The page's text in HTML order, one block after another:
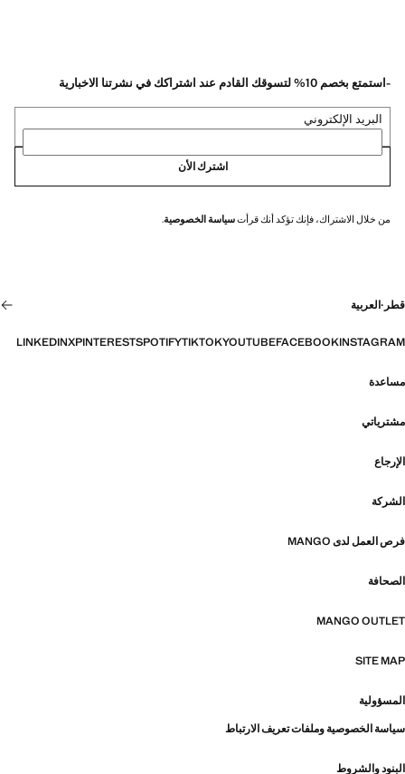
-استمتع بخصم 10% لتسوقك القادم عند اشتراكك في نشرتنا الاخبارية
البريد الإلكتروني
اشترك الأن
من خلال الاشتراك، فإنك تؤكد أنك قرأتسياسة الخصوصية.
قطر ·العربية
INSTAGRAM
FACEBOOK
YOUTUBE
TIKTOK
SPOTIFY
PINTEREST
X
LINKEDIN
مساعدة
مشترياتي
الإرجاع
الشركة
فرص العمل لدى MANGO
الصحافة
MANGO OUTLET
SITE MAP
المسؤولية
سياسة الخصوصية وملفات تعريف الارتباط
البنود والشروط